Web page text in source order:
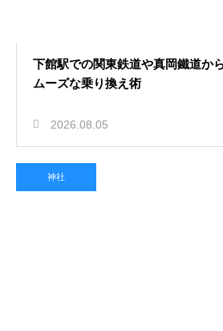
下館駅での関東鉄道や真岡鐵道か
ムーズな乗り換え術
2026.08.05
神社